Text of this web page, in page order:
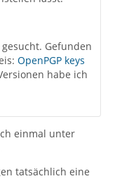
Gefunden
OpenPGP keys
habe ich
einmal unter
tatsächlich eine